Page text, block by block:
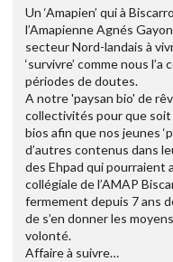
Un ‘Amapien’ qui à
l’Amapienne Agnés
secteur Nord-landais à
‘survivre’ comme nous
périodes de doutes.
A notre 'paysan bio' de
collectivités pour que
bios afin que nos jeunes
d’autres contenus dans
des Ehpad qui pourraient
collégiale de l’AMAP
fermement depuis 7 ans
de s’en donner les
volonté.
Affaire à suivre…